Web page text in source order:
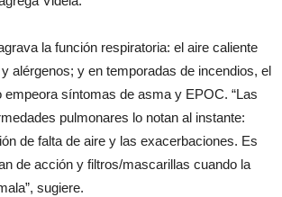
la función respiratoria: el aire caliente
alérgenos; y en temporadas de incendios, el
empeora síntomas de asma y EPOC. “Las
pulmonares lo notan al instante:
de falta de aire y las exacerbaciones. Es
de acción y filtros/mascarillas cuando la
sugiere.